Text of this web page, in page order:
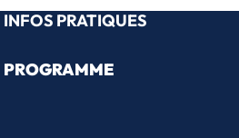
INFOS PRATIQUES
PROGRAMME